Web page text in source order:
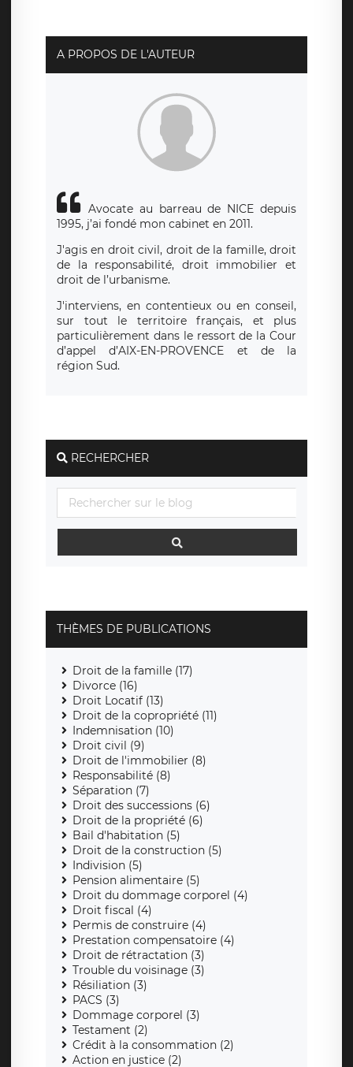
rue Léopold Sédar Senghor, joignable à l’adresse mail :
responsabledetraitement@legavox.fr. Vous avez
également le droit d’introduire une réclamation auprès
d’une autorité de contrôle.
A PROPOS DE L'AUTEUR
Avocate au barreau de NICE depuis
1995, j’ai fondé mon cabinet en 2011.
J'agis en droit civil, droit de la famille, droit
de la responsabilité, droit immobilier et
droit de l’urbanisme.
J'interviens, en contentieux ou en conseil,
sur tout le territoire français, et plus
particulièrement dans le ressort de la Cour
d’appel d’AIX-EN-PROVENCE et de la
région Sud.
RECHERCHER
THÈMES DE PUBLICATIONS
Droit de la famille (17)
Divorce (16)
Droit Locatif (13)
Droit de la copropriété (11)
Indemnisation (10)
Droit civil (9)
Droit de l'immobilier (8)
Responsabilité (8)
Séparation (7)
Droit des successions (6)
Droit de la propriété (6)
Bail d'habitation (5)
Droit de la construction (5)
Indivision (5)
Pension alimentaire (5)
Droit du dommage corporel (4)
Droit fiscal (4)
Permis de construire (4)
Prestation compensatoire (4)
Droit de rétractation (3)
Trouble du voisinage (3)
Résiliation (3)
PACS (3)
Dommage corporel (3)
Testament (2)
Crédit à la consommation (2)
Action en justice (2)